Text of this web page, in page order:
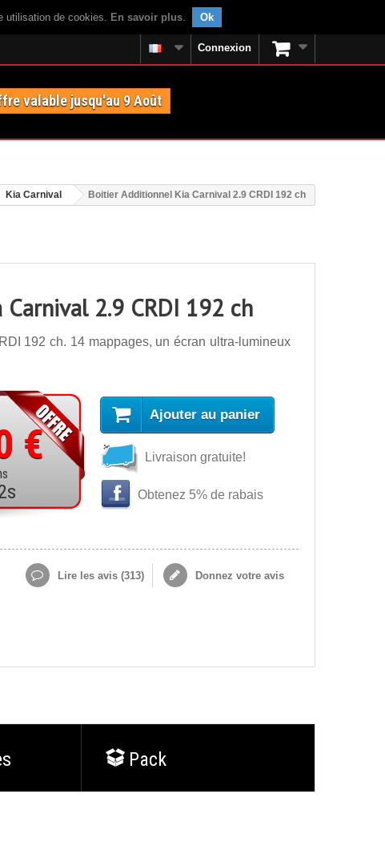
utilisation de cookies. En savoir plus. Ok
Connexion
valable jusqu'au 9 Août
Kia Carnival Boitier Additionnel Kia Carnival 2.9 CRDI 192 ch
2.9 CRDI 192 ch
192 ch. 14 mappages, un écran ultra-lumineux
€
s
Ajouter au panier
Livraison gratuite!
Obtenez 5% de rabais
Lire les avis (313) Donnez votre avis
Pack